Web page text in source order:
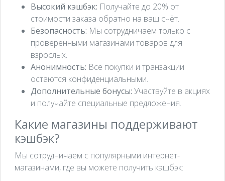
Высокий кэшбэк: Получайте до 20% от
стоимости заказа обратно на ваш счёт.
Безопасность: Мы сотрудничаем только с
проверенными магазинами товаров для
взрослых.
Анонимность: Все покупки и транзакции
остаются конфиденциальными.
Дополнительные бонусы: Участвуйте в акциях
и получайте специальные предложения.
Какие магазины поддерживают
кэшбэк?
Мы сотрудничаем с популярными интернет-
магазинами, где вы можете получить кэшбэк: